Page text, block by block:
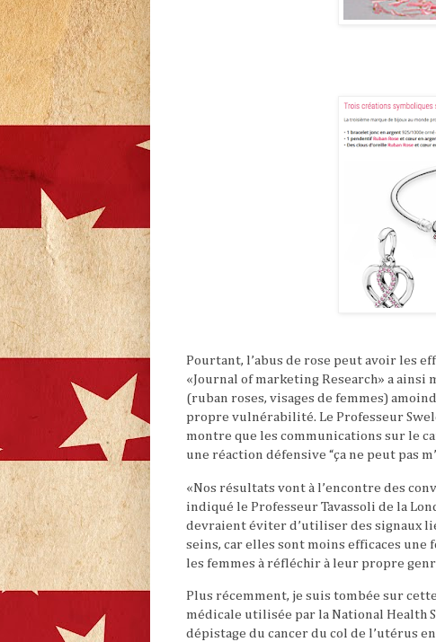
Pourtant, l’abus de rose peut avoir les
«Journal of marketing Research» a
(ruban roses, visages de femmes)
propre vulnérabilité. Le Professeur
montre que les communications sur le
une réaction défensive “ça ne peut pas
«Nos résultats vont à l’encontre des
indiqué le Professeur Tavassoli de la
devraient éviter d’utiliser des signaux
seins, car elles sont moins efficaces une
les femmes à réfléchir à leur propre
Plus récemment, je suis tombée sur
médicale utilisée par la National Health
dépistage du cancer du col de l’utérus